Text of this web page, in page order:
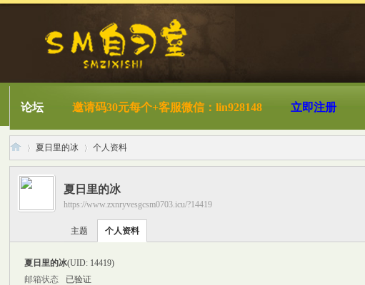
论坛 邀请码30元每个+客服微信：lin928148 立即注册
›
夏日里的冰
›
个人资料
夏日里的冰
https://www.zxnryvesgcsm0703.icu/?14419
主题 个人资料
夏日里的冰(UID: 14419)
邮箱状态
已验证